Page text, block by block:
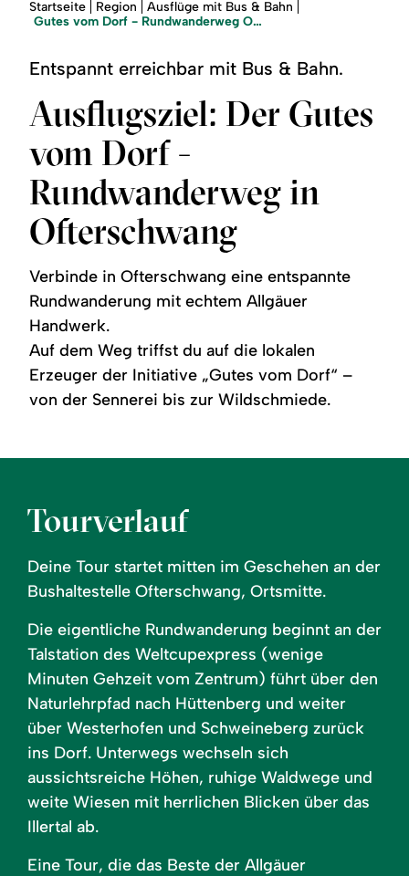
Region
Service
Sie
sind
Startseite Region
Ausflüge mit Bus & Bahn
Gutes vom Dorf - Rundwanderweg Ofterschwang
Entspannt erreichbar mit Bus & Bahn.
Ausflugsziel: Der Gutes
vom Dorf -
Rundwanderweg in
Ofterschwang
Verbinde in Ofterschwang eine entspannte
Rundwanderung mit echtem Allgäuer
Handwerk.
Auf dem Weg triffst du auf die lokalen
Erzeuger der Initiative „Gutes vom Dorf“ –
von der Sennerei bis zur Wildschmiede.
Tourverlauf
Deine Tour startet mitten im Geschehen an der
Bushaltestelle Ofterschwang, Ortsmitte.
Die eigentliche Rundwanderung beginnt an der
Talstation des Weltcupexpress (wenige
Minuten Gehzeit vom Zentrum) führt über den
Naturlehrpfad nach Hüttenberg und weiter
über Westerhofen und Schweineberg zurück
ins Dorf. Unterwegs wechseln sich
aussichtsreiche Höhen, ruhige Waldwege und
weite Wiesen mit herrlichen Blicken über das
Illertal ab.
Eine Tour, die das Beste der Allgäuer